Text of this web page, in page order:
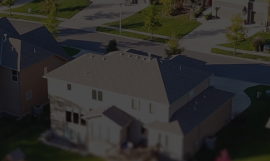
GRATIS SCHATTING
+32 (0) 2 660 50 50
Bruxelles Sud
Sambreville